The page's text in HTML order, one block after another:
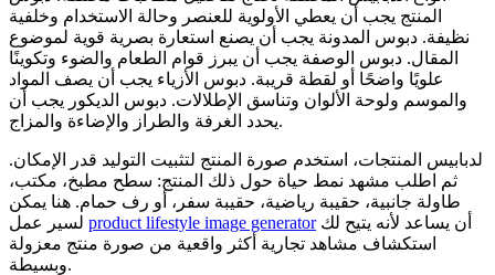
المنتج يجب أن يعطي الأولوية للعنصر وحالة الاستخدام وخلفية
نظيفة. دبوس المدونة يجب أن يصنع استعارة بصرية قوية لموضوع
المقال. دبوس الوصفة يجب أن يبرز قوام الطعام والضوء وتكوينًا
علويًا واضحًا أو لقطة قريبة. دبوس الأزياء يجب أن يصف المواد
والموسم ولوحة الألوان وتناسق الإطلالات. دبوس الديكور يجب أن
يحدد الغرفة والطراز والإضاءة والمزاج.
لدبابيس المنتجات، استخدم صورة المنتج لتثبيت التوليد قدر الإمكان.
ثم اطلب مشهد نمط حياة حول ذلك المنتج: سطح مطبخ، مكتب،
طاولة جانبية، حقيبة رياضية، حقيبة سفر، أو رف حمام. هنا يمكن
product lifestyle image generatorأن يساعد لأنه يتيح لك
استكشاف مشاهد تجارية أكثر واقعية من صورة منتج معزولة
وبسيطة.